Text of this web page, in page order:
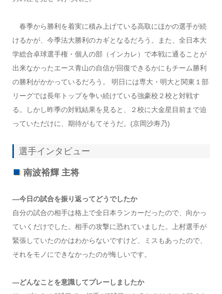
春季から勝利を着実に積み上げている高取にほかの選手が続
けるかが、今季法大勝利のカギとなるだろう。また、全日本大
学総合卓球選手権・個人の部（インカレ）で本戦に通ることが
出来なかったエース青山の自信が回復できるかにもチーム勝利
の勝利がかかっているだろう。 明日には専大・明大と関東１部
リーグでは長年トップを争い続けている強豪校２校と対戦す
る。しかし昨季の対戦結果を見ると、２校に大金星目前まで迫
っていただけに、期待がもてそうだ。(京岡沙寿乃)
選手インタビュー
南波裕輝 主将
―今日の試合を振り返ってどうでしたか
自分の試合の相手は格上で全日本ランカーだったので、向かっ
ていくだけでした。相手の攻撃に恐れていました。上村選手が
緊張していたのかはわからないですけど、ミスもあったので、
それをモノにできなかったのが悔しいです。
―どんなことを意識してプレーしましたか